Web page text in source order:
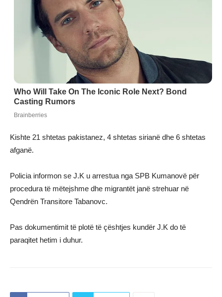
Kishte 21 shtetas pakistanez, 4 shtetas sirianë dhe 6 shtetas
afganë.
Policia informon se J.K u arrestua nga SPB Kumanovë për
procedura të mëtejshme dhe migrantët janë strehuar në
Qendrën Transitore Tabanovc.
Pas dokumentimit të plotë të çështjes kundër J.K do të
paraqitet hetim i duhur.